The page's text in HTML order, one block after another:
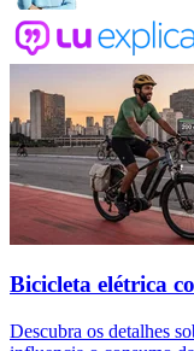
Bicicleta elétrica
Descubra os detalhes